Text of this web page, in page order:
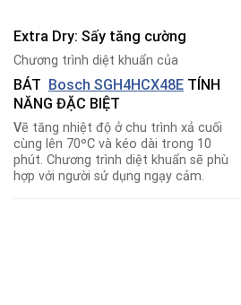
Extra Dry: Sấy tăng cường
Chương trình diệt khuẩn của
BÁT Bosch SGH4HCX48E TÍNH
NĂNG ĐẶC BIỆT
Vẽ tăng nhiệt độ ở chu trình xả cuối
cùng lên 70ºC và kéo dài trong 10
phút. Chương trình diệt khuẩn sẽ phù
hợp với người sử dụng ngạy cảm.